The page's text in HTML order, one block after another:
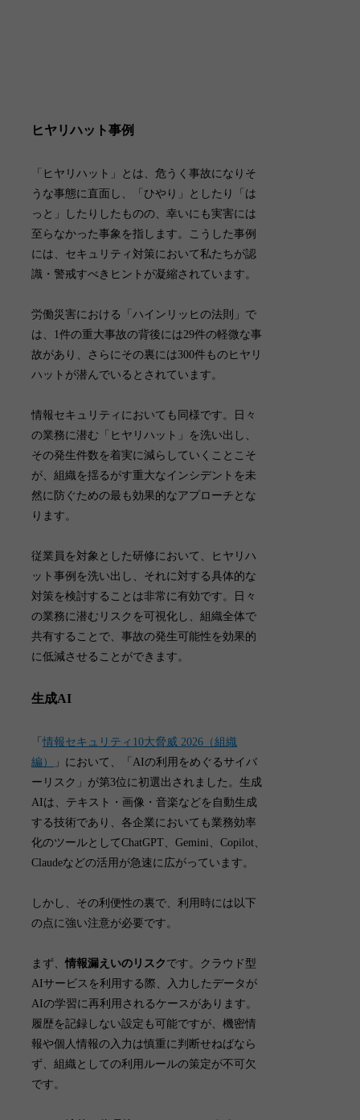
ヒヤリハット事例
「 ヒヤリハット 」とは、危うく事故になりそ
うな事態に直面し、「ひやり」としたり「は
っと」したりしたものの、幸いにも実害には
至らなかった事象を指します。こうした事例
には、セキュリティ対策において私たちが認
識・警戒すべきヒントが凝縮されています。
労働災害における「ハインリッヒの法則」で
は、1件の重大事故の背後には29件の軽微な事
故があり、さらにその裏には300件ものヒヤリ
ハットが潜んでいるとされています。
情報セキュリティにおいても同様です。日々
の業務に潜む「ヒヤリハット」を洗い出し、
その発生件数を着実に減らしていくことこそ
が、組織を揺るがす重大なインシデントを未
然に防ぐための最も効果的なアプローチとな
ります。
従業員を対象とした研修において、ヒヤリハ
ット事例を洗い出し、それに対する具体的な
対策を検討することは非常に有効です。
日々
の業務に潜むリスクを可視化し、組織全体で
共有することで、事故の発生可能性を効果的
に低減させることができます。
生成AI
「情報セキュリティ10大脅威 2026（組織
編）
」において、「AIの利用をめぐるサイバ
ーリスク 」が第3位に初選出されました。生成
AIは、テキスト・画像・音楽などを自動生成
する技術であり、各企業においても業務効率
化のツールとしてChatGPT、Gemini、Copilot、
Claudeなどの活用が急速に広がっています。
しかし、その利便性の裏で、利用時には以下
の点に強い注意が必要です。
まず、情報漏えいのリスク です。
クラウド型
AIサービスを利用する際、入力したデータが
AIの学習に再利用されるケースがあります。
履歴を記録しない設定も可能ですが、機密情
報や個人情報の入力は慎重に判断せねばなら
ず、組織としての利用ルールの策定が不可欠
です。